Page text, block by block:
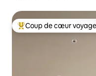
Coups de cœur
Coup de cœur